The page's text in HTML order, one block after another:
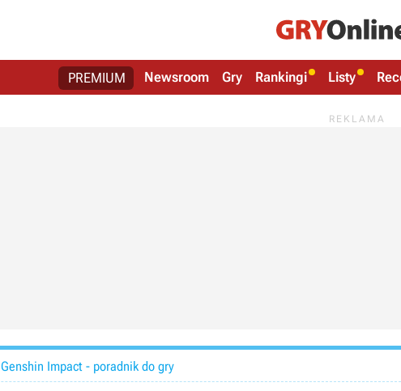
PREMIUM Newsroom Gry Rankingi Listy
Genshin Impact - poradnik do gry